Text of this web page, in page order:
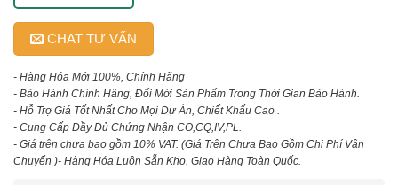
CHAT TƯ VẤN
- Hàng Hóa Mới 100%, Chính Hãng
- Bảo Hành Chính Hãng, Đổi Mới Sản Phẩm Trong Thời Gian Bảo Hành.
- Hỗ Trợ Giá Tốt Nhất Cho Mọi Dự Án, Chiết Khấu Cao .
- Cung Cấp Đầy Đủ Chứng Nhận CO,CQ,IV,PL.
- Giá trên chưa bao gồm 10% VAT. (Giá Trên Chưa Bao Gồm Chi Phí Vận
Chuyển )- Hàng Hóa Luôn Sẵn Kho, Giao Hàng Toàn Quốc.